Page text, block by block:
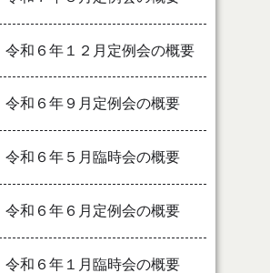
令和６年１２月定例会の概要
令和６年９月定例会の概要
令和６年５月臨時会の概要
令和６年６月定例会の概要
令和６年１月臨時会の概要